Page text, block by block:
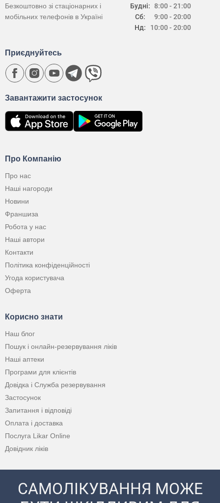
Будні:
Сб:
Нд:
8:00 - 21:00
9:00 - 20:00
10:00 - 20:00
Безкоштовно зі стаціонарних і
мобільних телефонів в Україні
Про Компанію
Про нас
Наші нагороди
Новини
Франшиза
Робота у нас
Наші автори
Контакти
Політика конфіденційності
Угода користувача
Оферта
Корисно знати
Наш блог
Пошук і онлайн-резервування ліків
Наші аптеки
Програми для клієнтів
Довідка і Служба резервування
Застосунок
Запитання і відповіді
Оплата і доставка
Послуга Likar Online
Довідник ліків
Завантажити застосунок
Приєднуйтесь
САМОЛІКУВАННЯ МОЖЕ